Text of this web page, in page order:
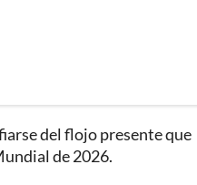
del flojo presente que
de 2026.